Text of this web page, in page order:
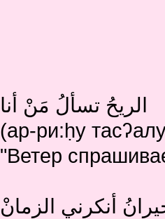
الريحُ تسألُ مَنْ أنا
(ар-ри:ḥу
"Ветер
أنكرني الزمانْ